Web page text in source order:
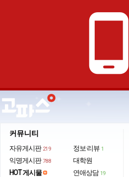
phone_android
커뮤니티
자유게시판 219
익명게시판 788
HOT 게시물
정보·리뷰 1
대학원
연애상담 19